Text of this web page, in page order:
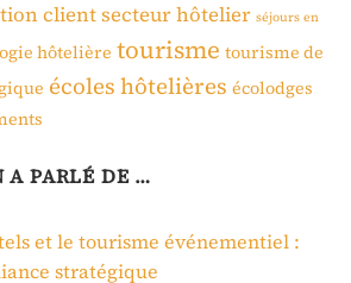
clientsecteur hôtelier séjours en
hôtelière tourisme tourisme de
écoles hôtelières écolodges
A PARLÉ DE …
et le tourisme événementiel :
stratégique